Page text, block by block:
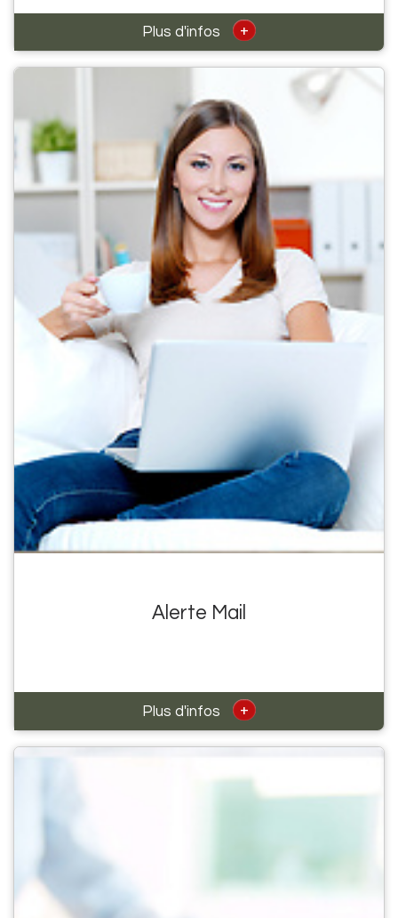
Plus d'infos +
Alerte Mail
Plus d'infos +